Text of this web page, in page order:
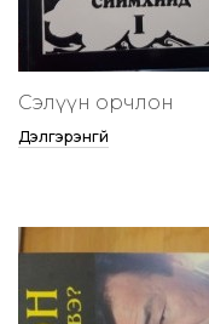
Сэлүүн орчлон
Дэлгэрэнгүй